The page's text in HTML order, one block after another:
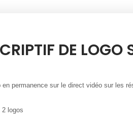
DE LOGO
en permanence sur le direct vidéo sur les
2 logos